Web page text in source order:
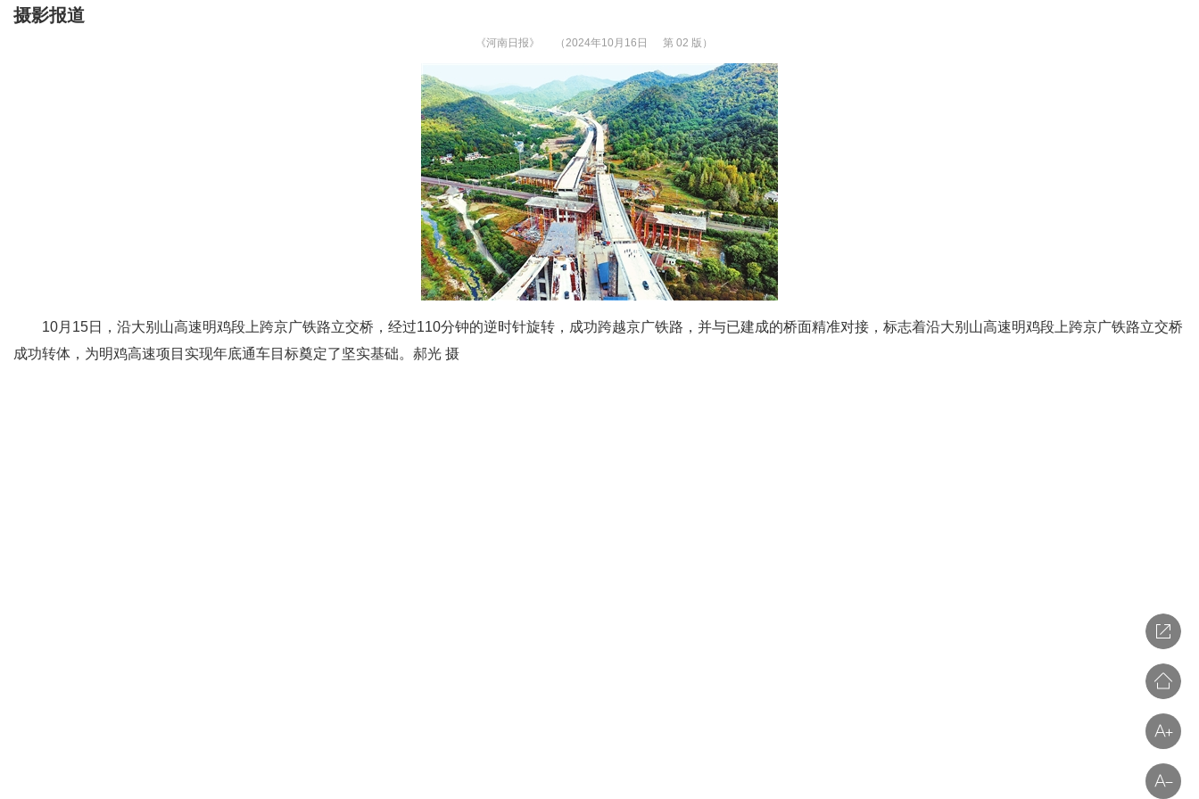
摄影报道
《河南日报》 （2024年10月16日 第 02 版）
10月15日，沿大别山高速明鸡段上跨京广铁路立交桥，经过110分钟的逆时针旋转，成功跨越京广铁路，并与已建成的桥面精准对接，标志着沿大别山高速明鸡段上跨京广铁路立交桥
成功转体，为明鸡高速项目实现年底通车目标奠定了坚实基础。郝光 摄